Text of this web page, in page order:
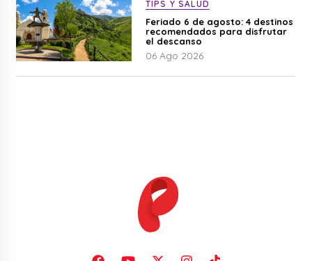
TIPS Y SALUD
Feriado 6 de agosto: 4 destinos
recomendados para disfrutar
el descanso
06 Ago 2026